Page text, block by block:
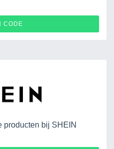
CODE
producten bij SHEIN